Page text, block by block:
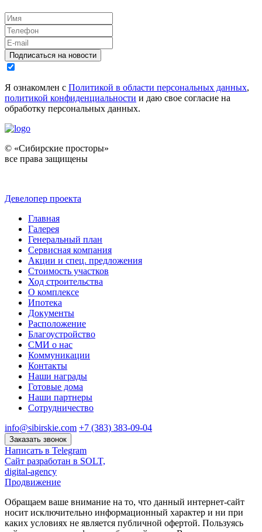
Подписаться на новости
Я ознакомлен с Политикой в области персональных данных,
политикой конфиденциальности и даю свое согласие на
обработку персональных данных.
© «Сибирские просторы»
все права защищены
Девелопер проекта
Главная
Галерея
Генеральный план
Сервисная компания
Акции и спец. предложения
Стоимость участков
Ход строительства
О комплексе
Ипотека
Документы
Расположение
Благоустройство
СМИ о нас
Коммуникации
Контакты
Наши награды
Готовые дома
Наши партнеры
Сотрудничество
info@sibirskie.com +7 (383) 383-09-04
Заказать звонок
Написать в Telegram
Сайт разработан в SOLT,
digital-agency
Продвижение
Обращаем ваше внимание на то, что данный интернет-сайт
носит исключительно информационный характер и ни при
каких условиях не является публичной офертой. Пользуясь